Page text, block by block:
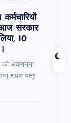
आज सरकार
10
की अवमानना
शपथ पत्र